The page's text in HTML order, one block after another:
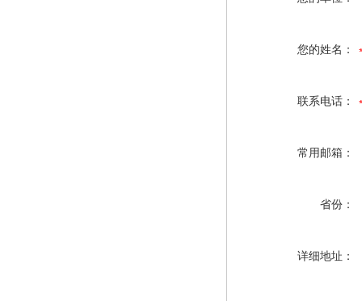
您的姓名：
联系电话：
常用邮箱：
省份：
详细地址：